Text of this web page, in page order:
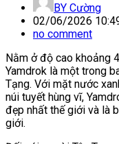
BY Cường
02/06/2026
no comment
Nằm ở độ cao khoảng
Yamdrok là một trong
Tạng. Với mặt nước
núi tuyết hùng vĩ,
đẹp nhất thế giới và là
giới.